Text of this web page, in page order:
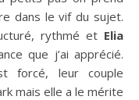
dans le vif du sujet.
rythmé et Elia
que j’ai apprécié.
forcé, leur couple
mais elle a le mérite